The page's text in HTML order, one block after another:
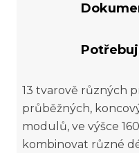
13 tvarově různých
průběžných,
modulů, ve výšce
kombinovat různé